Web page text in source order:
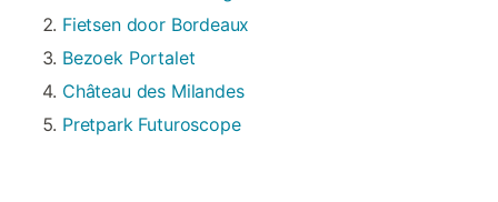
Fietsen door Bordeaux
Bezoek Portalet
Château des Milandes
Pretpark Futuroscope